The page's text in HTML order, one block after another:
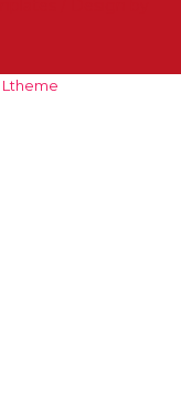
Ltheme